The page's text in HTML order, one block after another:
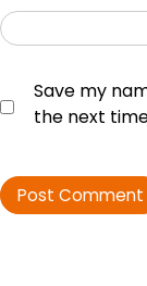
Save my
the next